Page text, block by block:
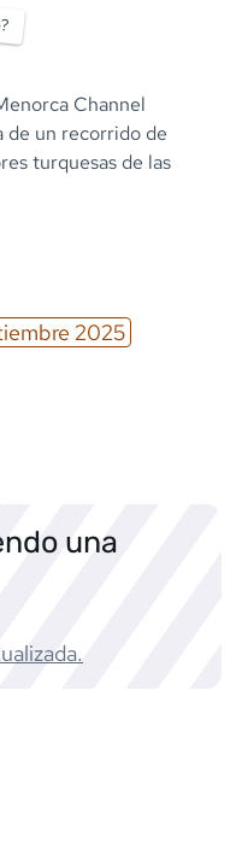
Channel
de un recorrido de
turquesas de las
2025
una